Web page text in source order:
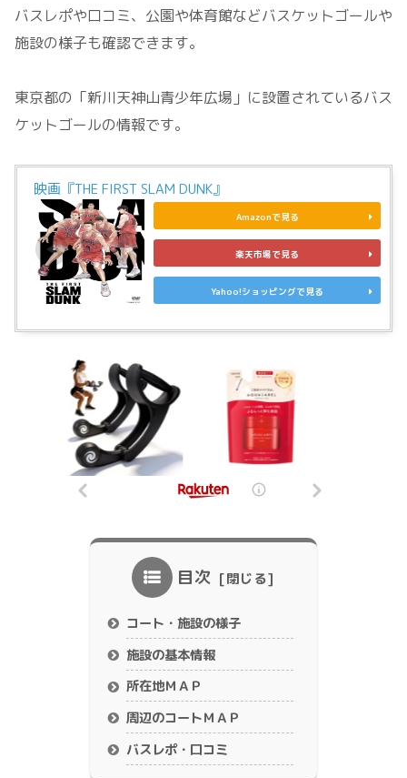
バスレポや口コミ、公園や体育館などバスケットゴールや
施設の様子も確認できます。
東京都の「新川天神山青少年広場」に設置されているバス
ケットゴールの情報です。
映画『THE FIRST SLAM DUNK』
Amazonで見る
楽天市場で見る
Yahoo!ショッピングで見る
目次
コート・施設の様子
施設の基本情報
所在地ＭＡＰ
周辺のコートＭＡＰ
バスレポ・口コミ